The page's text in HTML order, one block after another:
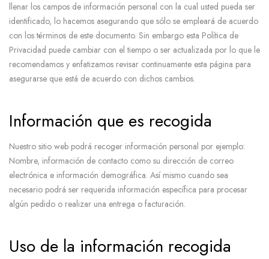
llenar los campos de información personal con la cual usted pueda ser
identificado, lo hacemos asegurando que sólo se empleará de acuerdo
con los términos de este documento. Sin embargo esta Política de
Privacidad puede cambiar con el tiempo o ser actualizada por lo que le
recomendamos y enfatizamos revisar continuamente esta página para
asegurarse que está de acuerdo con dichos cambios.
Información que es recogida
Nuestro sitio web podrá recoger información personal por ejemplo:
Nombre, información de contacto como su dirección de correo
electrónica e información demográfica. Así mismo cuando sea
necesario podrá ser requerida información específica para procesar
algún pedido o realizar una entrega o facturación.
Uso de la información recogida